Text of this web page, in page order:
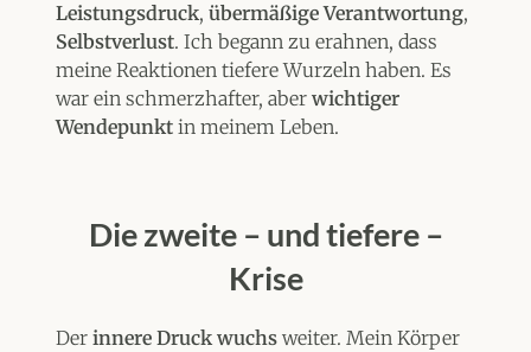
Leistungsdruck,übermäßige Verantwortung,
Selbstverlust. Ich begann zu erahnen, dass
meine Reaktionen tiefere Wurzeln haben. Es
war ein schmerzhafter, aberwichtiger
Wendepunkt in meinem Leben.
Die zweite – und tiefere –
Krise
Derinnere Druck wuchs weiter. Mein Körper